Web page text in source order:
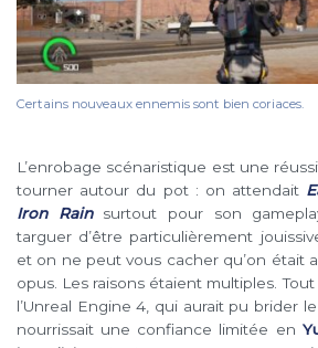
Certains nouveaux ennemis sont bien coriaces.
L’enrobage scénaristique est une
tourner autour du pot : on attendait
Iron Rainsurtout pour son
targuer d’être particulièrement
et on ne peut vous cacher qu’on était
opus. Les raisons étaient multiples. Tout
l’Unreal Engine 4, qui aurait pu brider
nourrissait une confiance limitée en